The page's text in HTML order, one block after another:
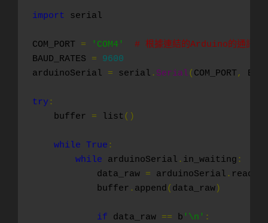
import serial
COM_PORT = 'COM4'
# 根據連結的Arduino的通訊埠
BAUD_RATES =
9600
arduinoSerial = serial . Serial( COM_PORT,
try :
    buffer
= list ()
while True :
while arduinoSerial . in_waiting :
            data_raw
= arduinoSerial . read
            buffer
. append( data_raw)
if data_raw == b '\n' :